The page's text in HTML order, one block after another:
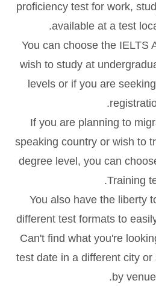
proficiency test for work,
available at a test
You can choose the IELTS
wish to study at
levels or if you are
If you are planning to
speaking country or wish to
degree level, you can
Training
You also have the liberty
different test formats to
Can't find what you're
test date in a different city
by